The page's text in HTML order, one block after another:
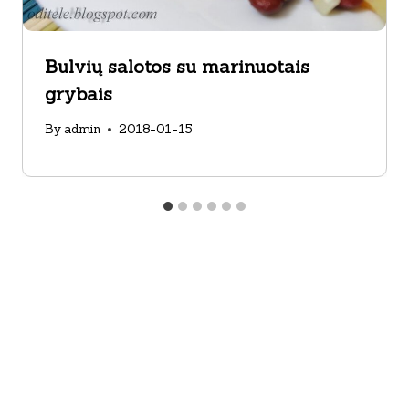
Bulvių salotos su marinuotais
grybais
By admin 2018-01-15